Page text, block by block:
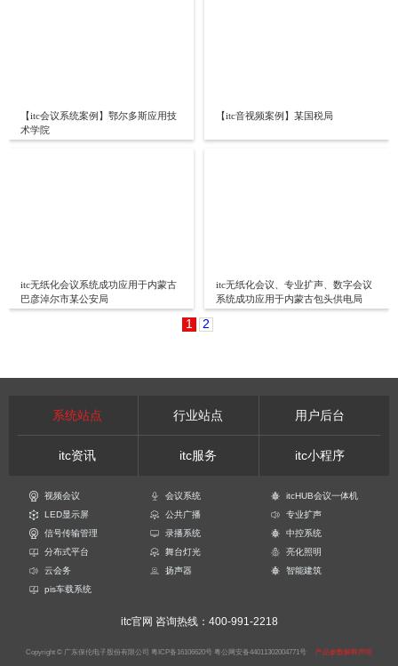
【itc会议系统案例】鄂尔多斯应用技
术学院
【itc音视频案例】某国税局
itc无纸化会议系统成功应用于内蒙古
巴彦淖尔市某公安局
itc无纸化会议、专业扩声、数字会议
系统成功应用于内蒙古包头供电局
1 2
系统站点 行业站点 用户后台
itc资讯 itc服务 itc小程序
视频会议 会议系统
itcHUB会议一体机
LED显示屏
公共广播
专业扩声
信号传输管理
录播系统
中控系统
分布式平台
舞台灯光
亮化照明
云会务
扬声器
智能建筑
pis车载系统
itc官网 咨询热线：400-991-2218
Copyright © 广东保伦电子股份有限公司 粤ICP备16106620号 粤公网安备44011302004771号 产品参数解释声明